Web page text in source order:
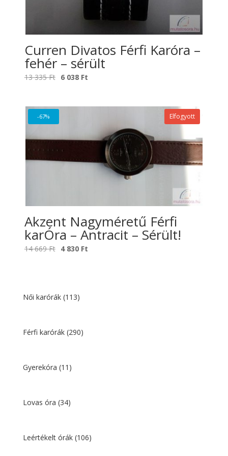
Curren Divatos Férfi Karóra –
fehér – sérült
13 335Ft Original
13
335 Ft.
6 038 Ft
-67% Elfogyott
Akzent Nagyméretű Férfi
karÓra – Antracit – Sérült!
14 669Ft Original
669 Ft.
4 830 Ft
Női karórák (113)
Férfi karórák (290)
Gyerekóra (11)
Lovas óra (34)
Leértékelt órák (106)